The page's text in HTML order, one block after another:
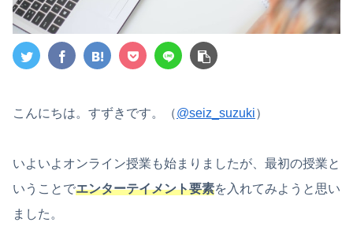
こんにちは。すずきです。（@seiz_suzuki）
いよいよオンライン授業も始まりましたが、最初の授業と
いうことでエンターテイメント要素を入れてみようと思い
ました。